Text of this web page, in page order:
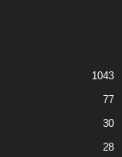
1043
77
30
28